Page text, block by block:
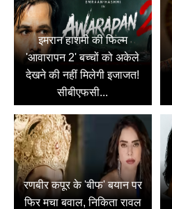
इमरान हाशमी की फिल्म
'आवारापन 2' बच्चों को अकेले
देखने की नहीं मिलेगी इजाजत!
सीबीएफसी...
रणबीर कपूर के 'बीफ' बयान पर
फिर मचा बवाल, निकिता रावल